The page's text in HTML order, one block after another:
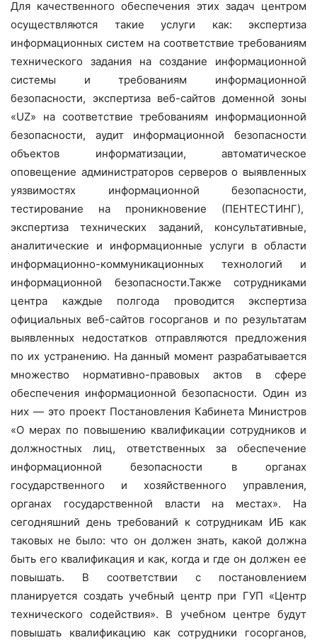
Для качественного обеспечения этих задач центром
осуществляются такие услуги как: экспертиза
информационных систем на соответствие требованиям
технического задания на создание информационной
системы и требованиям информационной
безопасности, экспертиза веб-сайтов доменной зоны
«UZ» на соответствие требованиям информационной
безопасности, аудит информационной безопасности
объектов информатизации, автоматическое
оповещение администраторов серверов о выявленных
уязвимостях информационной безопасности,
тестирование на проникновение (ПЕНТЕСТИНГ),
экспертиза технических заданий, консультативные,
аналитические и информационные услуги в области
информационно-коммуникационных технологий и
информационной безопасности.Также сотрудниками
центра каждые полгода проводится экспертиза
официальных веб-сайтов госорганов и по результатам
выявленных недостатков отправляются предложения
по их устранению. На данный момент разрабатывается
множество нормативно-правовых актов в сфере
обеспечения информационной безопасности. Один из
них — это проект Постановления Кабинета Министров
«О мерах по повышению квалификации сотрудников и
должностных лиц, ответственных за обеспечение
информационной безопасности в органах
государственного и хозяйственного управления,
органах государственной власти на местах». На
сегодняшний день требований к сотрудникам ИБ как
таковых не было: что он должен знать, какой должна
быть его квалификация и как, когда и где он должен ее
повышать. В соответствии с постановлением
планируется создать учебный центр при ГУП «Центр
технического содействия». В учебном центре будут
повышать квалификацию как сотрудники госорганов,